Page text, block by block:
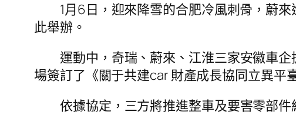
1月6日，迎來降雪的合肥冷風刺骨，蔚
此舉辦。
運動中，奇瑞、蔚來、江淮三家安徽車
場簽訂了《關于共建car 財產成長協同立異平
依據協定，三方將推進整車及要害零部